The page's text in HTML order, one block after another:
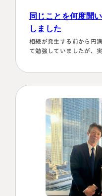
同じことを何度聞
しました
相続が発生する前から円
て勉強していましたが、
ず、届いた書類を全部加
げて頂きました。心配で